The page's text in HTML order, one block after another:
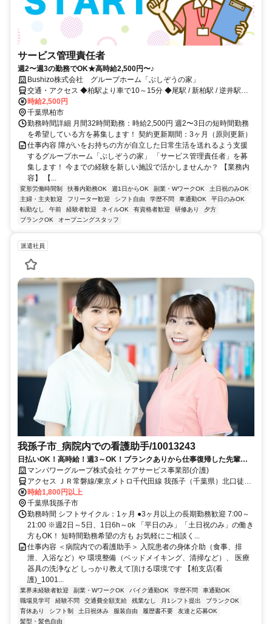
サービス管理責任者
週2〜週3の勤務でOK★高時給2,500円〜♪
Bushizo株式会社 グループホーム「ぶしぞうの家」
交通・アクセス ◆柏駅より車で10～15分 ◆尾駅 / 新柏駅 / 逆井駅よ
り車で10～15分
時給2,500円
千葉県柏市
勤務時間詳細 月間32時間勤務：時給2,500円 週2〜3日の短時間勤務
を希望している方を募集します！ 契約更新期間：3ヶ月（原則更新）
仕事内容 障がいをお持ちの方が自立した日常生活を送れるよう支援
するグループホーム「ぶしぞうの家」 「サービス管理責任者」を募
集します！ 今までの経験を新しい施設で活かしませんか？ 【業務内
容】 【...
変形労働時間制 扶養内勤務OK 週1日からOK 副業・WワークOK
土日祝のみOK
主婦・主夫歓迎
フリーター歓迎 シフト自由 学歴不問 車通勤OK
平日のみOK
転勤なし
午前 経験者歓迎 ネイルOK 有資格者歓迎 研修あり
夕方
ブランクOK
オープニングスタッフ
派遣社員
我孫子市_病院内での看護助手/10013243
日払いOK！高時給！週3～OK！ブランクありから仕事復帰した先輩や
ミドル世代も多数活躍中♪
マンパワーグループ株式会社 ケアサービス事業部(介護)
アクセス ＪＲ常磐線/東京メトロ千代田線 我孫子（千葉県）北口徒歩
約2分、ＪＲ成田線 我孫子（千葉県）北口徒歩約2分、ＪＲ常磐線/東
京メトロ千代田線 北柏北口徒歩約33分 車・バイク通勤OK（派遣先に
よる）
時給1,800円以上
千葉県我孫子市
勤務時間 シフトサイクル：1ヶ月 ●3ヶ月以上の長期勤務歓迎 7:00～
21:00 ※週2日～5日、1日6h～ok 「平日のみ」「土日祝のみ」の働き
方もOK！ 短時間勤務希望の方も お気軽にご相談く...
仕事内容 ＜病院内での看護助手＞ 入院患者の身体介助（食事、排
泄、入浴など）や 環境整備（ベッドメイキング、清掃など）、 医療
器具の洗浄など しっかり教えて頂ける環境です 【柏支店(看
護)_1001...
業界未経験者歓迎 副業・WワークOK バイク通勤OK 学歴不問
車通勤OK
職場見学可
経験不問 交通費全額支給 残業なし 月1シフト提出
ブランクOK
育休あり
シフト制 土日祝休み 服装自由 履歴書不要
友達と応募OK
髪型・髪色自由